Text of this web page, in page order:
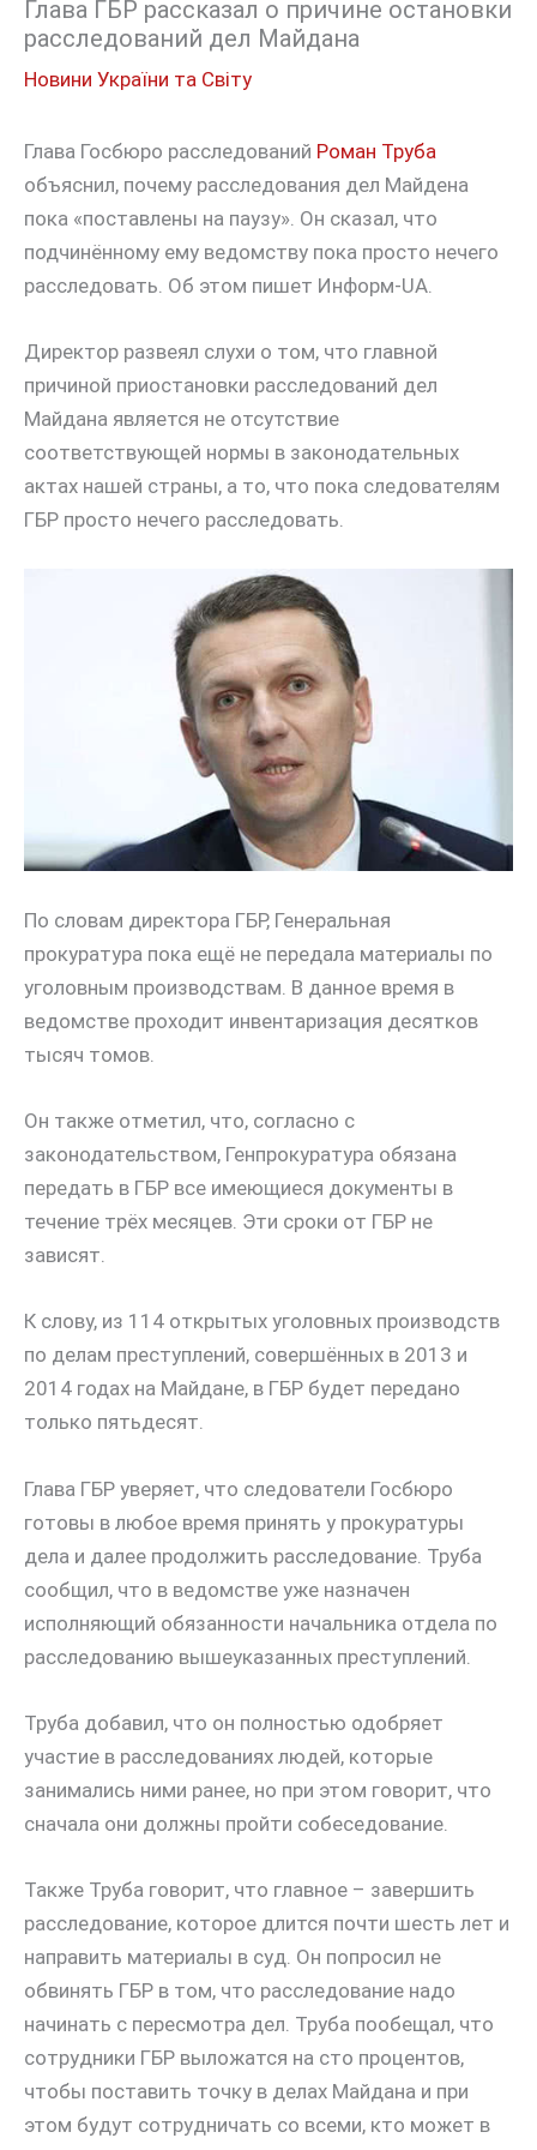
Глава ГБР рассказал о причине остановки
расследований дел Майдана
Новини України та Світу
Глава Госбюро расследований Роман Труба
объяснил, почему расследования дел Майдена
пока «поставлены на паузу». Он сказал, что
подчинённому ему ведомству пока просто нечего
расследовать. Об этом пишет Информ-UA.
Директор развеял слухи о том, что главной
причиной приостановки расследований дел
Майдана является не отсутствие
соответствующей нормы в законодательных
актах нашей страны, а то, что пока следователям
ГБР просто нечего расследовать.
По словам директора ГБР, Генеральная
прокуратура пока ещё не передала материалы по
уголовным производствам. В данное время в
ведомстве проходит инвентаризация десятков
тысяч томов.
Он также отметил, что, согласно с
законодательством, Генпрокуратура обязана
передать в ГБР все имеющиеся документы в
течение трёх месяцев. Эти сроки от ГБР не
зависят.
К слову, из 114 открытых уголовных производств
по делам преступлений, совершённых в 2013 и
2014 годах на Майдане, в ГБР будет передано
только пятьдесят.
Глава ГБР уверяет, что следователи Госбюро
готовы в любое время принять у прокуратуры
дела и далее продолжить расследование. Труба
сообщил, что в ведомстве уже назначен
исполняющий обязанности начальника отдела по
расследованию вышеуказанных преступлений.
Труба добавил, что он полностью одобряет
участие в расследованиях людей, которые
занимались ними ранее, но при этом говорит, что
сначала они должны пройти собеседование.
Также Труба говорит, что главное – завершить
расследование, которое длится почти шесть лет и
направить материалы в суд. Он попросил не
обвинять ГБР в том, что расследование надо
начинать с пересмотра дел. Труба пообещал, что
сотрудники ГБР выложатся на сто процентов,
чтобы поставить точку в делах Майдана и при
этом будут сотрудничать со всеми, кто может в